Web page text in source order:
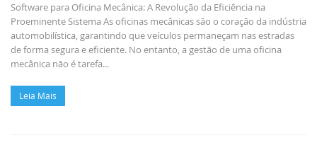
Software para Oficina Mecânica: A Revolução da Eficiência na
Proeminente Sistema As oficinas mecânicas são o coração da indústria
automobilística, garantindo que veículos permaneçam nas estradas
de forma segura e eficiente. No entanto, a gestão de uma oficina
mecânica não é tarefa...
Leia Mais